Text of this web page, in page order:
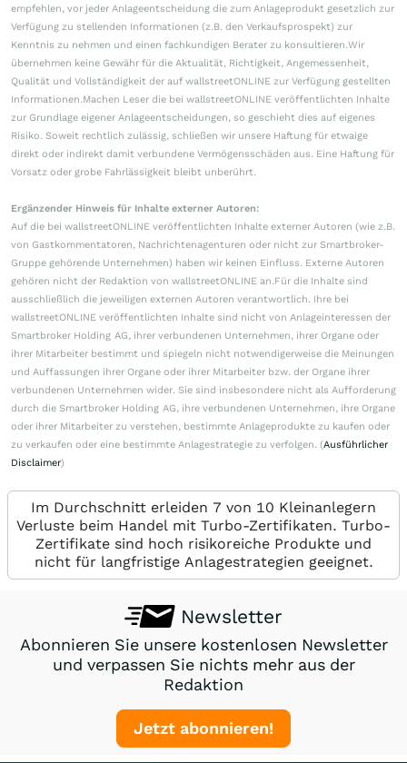
empfehlen, vor jeder Anlageentscheidung die zum Anlageprodukt gesetzlich zur
Verfügung zu stellenden Informationen (z.B. den Verkaufsprospekt) zur
Kenntnis zu nehmen und einen fachkundigen Berater zu konsultieren.Wir
übernehmen keine Gewähr für die Aktualität, Richtigkeit, Angemessenheit,
Qualität und Vollständigkeit der auf wallstreetONLINE zur Verfügung gestellten
Informationen.Machen Leser die bei wallstreetONLINE veröffentlichten Inhalte
zur Grundlage eigener Anlageentscheidungen, so geschieht dies auf eigenes
Risiko. Soweit rechtlich zulässig, schließen wir unsere Haftung für etwaige
direkt oder indirekt damit verbundene Vermögensschäden aus. Eine Haftung für
Vorsatz oder grobe Fahrlässigkeit bleibt unberührt.
Ergänzender Hinweis für Inhalte externer Autoren:
Auf die bei wallstreetONLINE veröffentlichten Inhalte externer Autoren (wie z.B.
von Gastkommentatoren, Nachrichtenagenturen oder nicht zur Smartbroker-
Gruppe gehörende Unternehmen) haben wir keinen Einfluss. Externe Autoren
gehören nicht der Redaktion von wallstreetONLINE an.Für die Inhalte sind
ausschließlich die jeweiligen externen Autoren verantwortlich. Ihre bei
wallstreetONLINE veröffentlichten Inhalte sind nicht von Anlageinteressen der
Smartbroker Holding AG, ihrer verbundenen Unternehmen, ihrer Organe oder
ihrer Mitarbeiter bestimmt und spiegeln nicht notwendigerweise die Meinungen
und Auffassungen ihrer Organe oder ihrer Mitarbeiter bzw. der Organe ihrer
verbundenen Unternehmen wider. Sie sind insbesondere nicht als Aufforderung
durch die Smartbroker Holding AG, ihre verbundenen Unternehmen, ihre Organe
oder ihrer Mitarbeiter zu verstehen, bestimmte Anlageprodukte zu kaufen oder
zu verkaufen oder eine bestimmte Anlagestrategie zu verfolgen. (Ausführlicher
Disclaimer)
Im Durchschnitt erleiden 7 von 10 Kleinanlegern
Verluste beim Handel mit Turbo-Zertifikaten. Turbo-
Zertifikate sind hoch risikoreiche Produkte und
nicht für langfristige Anlagestrategien geeignet.
Newsletter
Abonnieren Sie unsere kostenlosen Newsletter
und verpassen Sie nichts mehr aus der
Redaktion
Jetzt abonnieren!